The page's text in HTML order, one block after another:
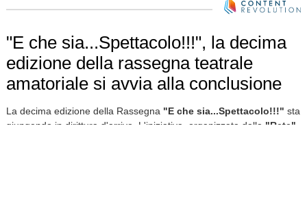
"E che sia...Spettacolo!!!", la decima
edizione della rassegna teatrale
amatoriale si avvia alla conclusione
La decima edizione della Rassegna "E che sia...Spettacolo!!!" sta
giungendo in dirittura d'arrivo. L'iniziativa, organizzata dalla "Rete"